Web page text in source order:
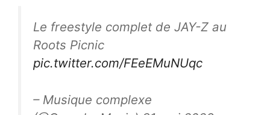
Le freestyle complet de JAY-Z au
Roots Picnic
pic.twitter.com/FEeEMuNUqc
– Musique complexe